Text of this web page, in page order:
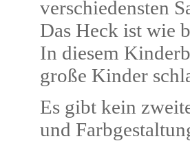
verschiedensten
Das Heck ist wie
In diesem
große Kinder
Es gibt kein
und